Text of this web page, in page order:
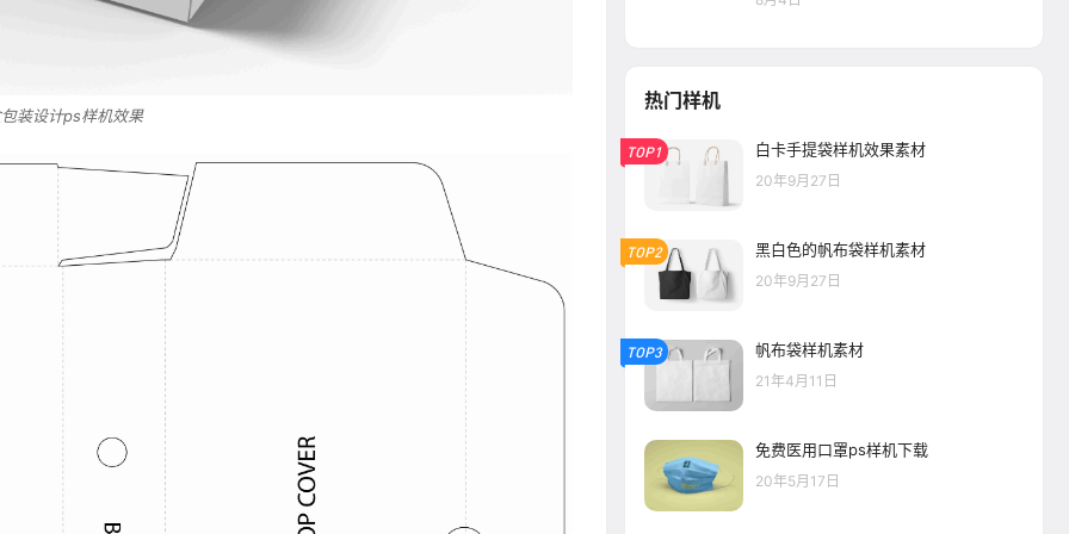
装设计ps样机效果
热门样机
TOP1 白卡手提袋样机效果素材
20年9月27日
TOP2 黑白色的帆布袋样机素材
20年9月27日
TOP3 帆布袋样机素材
21年4月11日
免费医用口罩ps样机下载
20年5月17日